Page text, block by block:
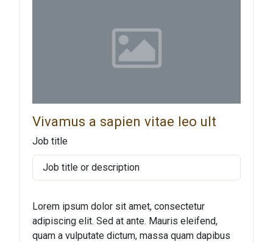
Vivamus a sapien vitae leo ult
Job title
Job title or description
Lorem ipsum dolor sit amet, consectetur
adipiscing elit. Sed at ante. Mauris eleifend,
quam a vulputate dictum, massa quam dapibus